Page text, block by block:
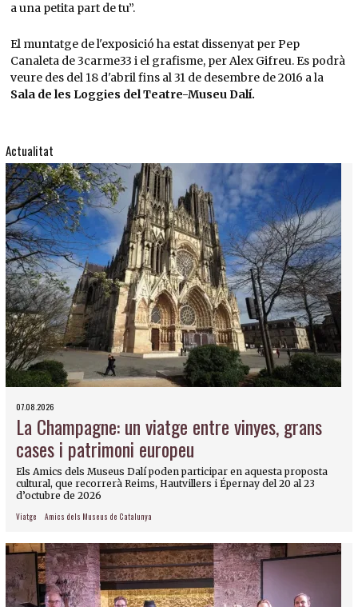
a una petita part de tu”.
El muntatge de l'exposició ha estat dissenyat per Pep
Canaleta de 3carme33 i el grafisme, per Alex Gifreu. Es podrà
veure des del 18 d'abril fins al 31 de desembre de 2016 a la
Sala de les Loggies del Teatre-Museu Dalí.
Actualitat
07.08.2026
La Champagne: un viatge entre vinyes, grans
cases i patrimoni europeu
Els Amics dels Museus Dalí poden participar en aquesta proposta
cultural, que recorrerà Reims, Hautvillers i Épernay del 20 al 23
d’octubre de 2026
Viatge Amics dels Museus de Catalunya